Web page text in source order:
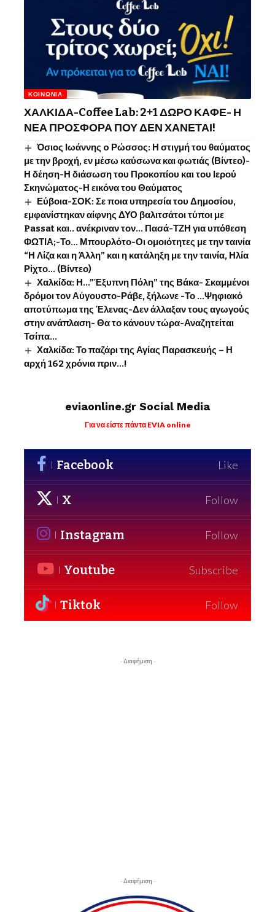
ΚΟΙΝΩΝΊΑ
ΧΑΛΚΙΔΑ-Coffee Lab: 2+1 ΔΩΡΟ ΚΑΦΕ- Η
ΝΕΑ ΠΡΟΣΦΟΡΑ ΠΟΥ ΔΕΝ ΧΑΝΕΤΑΙ!
Όσιος Ιωάννης o Ρώσσος: Η στιγμή του θαύματος
με την βροχή, εν μέσω καύσωνα και φωτιάς (Βίντεο)-
Η δέηση-Η διάσωση του Προκοπίου και του Ιερού
Σκηνώματος-Η εικόνα του Θαύματος
Εύβοια-ΣΟΚ: Σε ποια υπηρεσία του Δημοσίου,
εμφανίστηκαν αίφνης ΔΥΟ βαλιτσάτοι τύποι με
Passat και.. ανέκριναν τον… Πασά-ΤΖΗ για υπόθεση
ΦΩΤΙΑ;-Το… Μπουρλότο-Οι ομοιότητες με την ταινία
“Η Λίζα και η Άλλη” και η κατάληξη με την ταινία, Ηλία
Ρίχτο… (Βίντεο)
Χαλκίδα: Η…”Έξυπνη Πόλη” της Βάκα- Σκαμμένοι
δρόμοι τον Αύγουστο-Ράβε, ξήλωνε -Το …Ψηφιακό
αποτύπωμα της Έλενας-Δεν άλλαξαν τους αγωγούς
στην ανάπλαση- Θα το κάνουν τώρα-Αναζητείται
Τσίπα…
Χαλκίδα: Το παζάρι της Αγίας Παρασκευής – Η
αρχή 162 χρόνια πριν…!
eviaonline.gr Social Media
Για να είστε πάντα EVIA online
Facebook Like
X Follow
Instagram Follow
Youtube Subscribe
Tiktok Follow
- Διαφήμιση -
- Διαφήμιση -